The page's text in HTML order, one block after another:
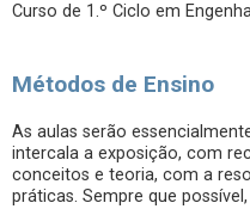
Curso de 1.º Ciclo em
Métodos de Ensino
As aulas serão
intercala a exposição, com
conceitos e teoria, com a
práticas. Sempre que